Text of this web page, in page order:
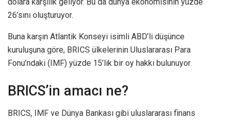
26’sını oluşturuyor.
Buna karşın Atlantik Konseyi isimli ABD’li düşünce
kuruluşuna göre, BRICS ülkelerinin Uluslararası Para
Fonu’ndaki (IMF) yüzde 15’lik bir oy hakkı bulunuyor.
BRICS’in amacı ne?
BRICS, IMF ve Dünya Bankası gibi uluslararası finans